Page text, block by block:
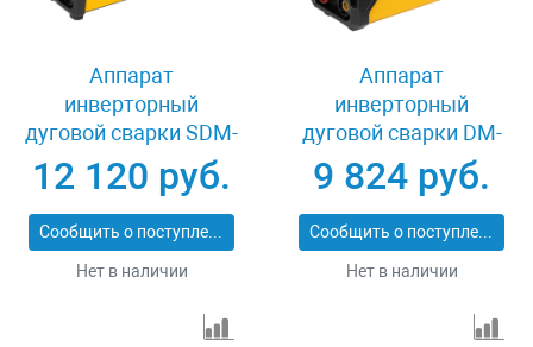
Аппарат
инверторный
дуговой сварки SDM-
220 Top, 220 А, ПВ
60% Denzel 94357
12 120 руб.
Сообщить о поступлении
Нет в наличии
Аппарат
инверторный
дуговой сварки DM-
220 Standart, 220 А,
ПВ 60% Denzel 94326
9 824 руб.
Сообщить о поступлении
Нет в наличии